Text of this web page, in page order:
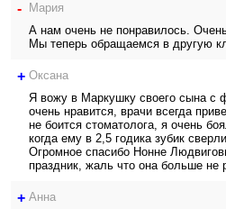
- Мария
А нам очень не понравилось.
Мы теперь обращаемся в другую
+ Оксана
Я вожу в Маркушку своего сына с
очень нравится, врачи всегда
не боится стоматолога, я очень
когда ему в 2,5 годика зубик
Огромное спасибо Нонне
праздник, жаль что она больше не
+ Анна